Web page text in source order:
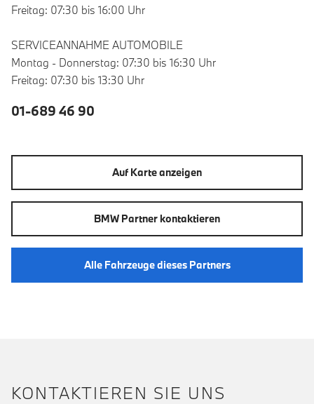
Freitag: 07:30 bis 16:00 Uhr
SERVICEANNAHME AUTOMOBILE
Montag - Donnerstag: 07:30 bis 16:30 Uhr
Freitag: 07:30 bis 13:30 Uhr
01-689 46 90
Auf Karte anzeigen
BMW Partner kontaktieren
Alle Fahrzeuge dieses Partners
KONTAKTIEREN SIE UNS